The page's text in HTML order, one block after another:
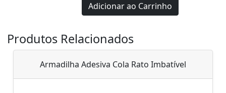
Adicionar ao Carrinho
Produtos Relacionados
Armadilha Adesiva Cola Rato Imbatível